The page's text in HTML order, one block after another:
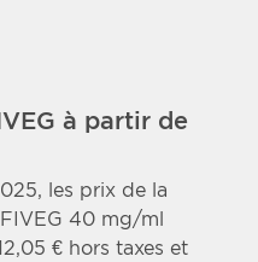
à partir de
les prix de la
40 mg/ml
€ hors taxes et